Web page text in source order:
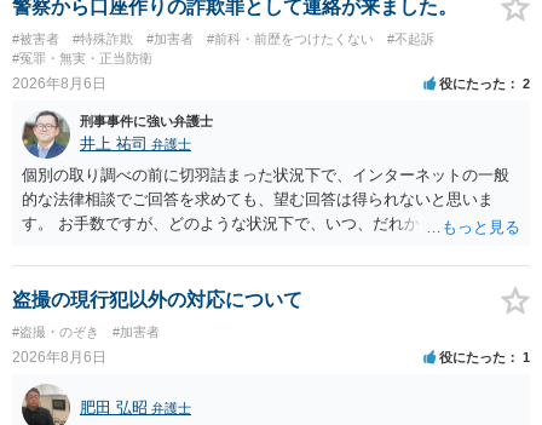
警察から口座作りの詐欺罪として連絡が来ました。
#被害者 #特殊詐欺 #加害者 #前科・前歴をつけたくない
#不起訴
#冤罪・無実・正当防衛
2026年8月6日 役にたった 2
刑事事件に強い弁護士
井上 祐司 弁護士
個別の取り調べの前に切羽詰まった状況下で、インターネットの一般
的な法律相談でご回答を求めても、望む回答は得られないと思いま
す。 お手数ですが、どのような状況下で、いつ、だれからどのような
の程度だと聞いているのかということについて、お近くで詳細な法律
相談を受けられたうえで対処方法を探された方がよいと思われます。
一般論でいえば、任意取り調べの場合、ＩＣレコーダーを持参して取
り調べ内容を録音することは必須だと考えます。
盗撮の現行犯以外の対応について
#盗撮・のぞき #加害者
2026年8月6日 役にたった 1
肥田 弘昭 弁護士